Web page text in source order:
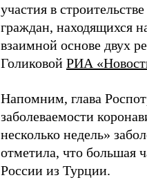
участия в
граждан, находящихся
взаимной основе двух
Голиковой РИА
Напомним, глава
заболеваемости
несколько недель»
отметила, что большая
России из Турции.